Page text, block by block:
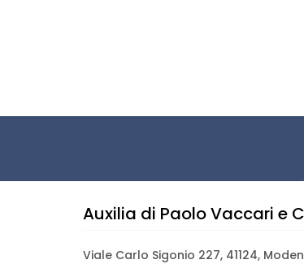
Auxilia di Paolo Vaccari e
Viale Carlo Sigonio 227, 41124,